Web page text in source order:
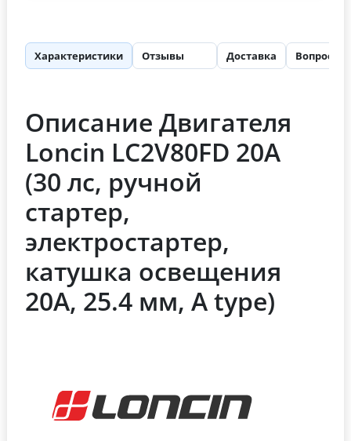
Характеристики Отзывы Доставка Вопросы
Описание Двигателя
Loncin LC2V80FD 20А
(30 лс, ручной
стартер,
электростартер,
катушка освещения
20А, 25.4 мм, A type)